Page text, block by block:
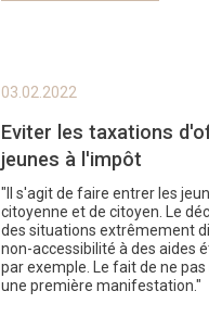
03.02.2022
Eviter les taxations
jeunes à l'impôt
"Il s'agit de faire entrer les
citoyenne et de citoyen. Le
des situations extrêmement
non-accessibilité à des aides
par exemple. Le fait de ne
une première manifestation."